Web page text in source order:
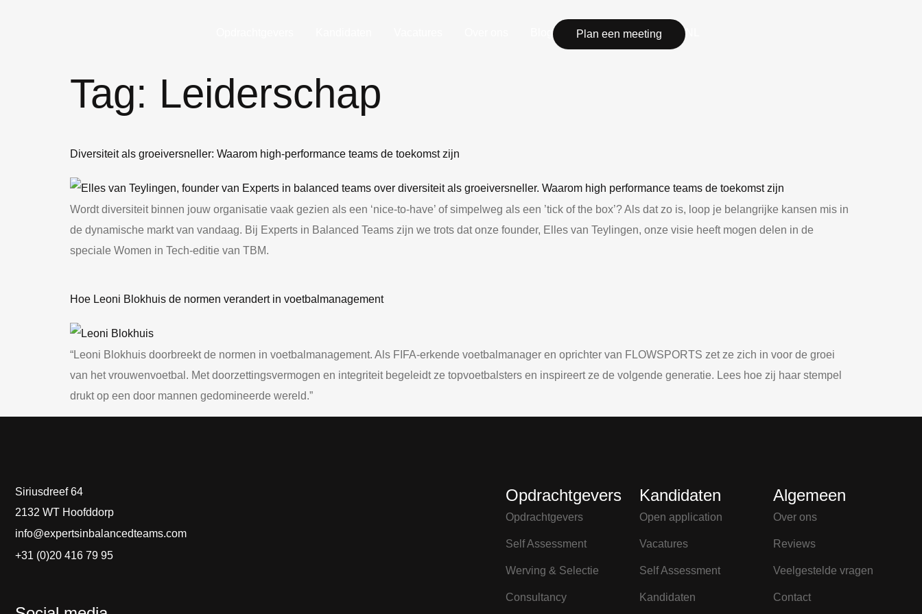
Blog Plan een meeting
Tag: Leiderschap
Diversiteit als groeiversneller: Waarom high-performance teams de toekomst zijn
Wordt diversiteit binnen jouw organisatie vaak gezien als een ‘nice-to-have’ of simpelweg als een ’tick of the box’? Als dat zo is, loop je belangrijke kansen mis in
de dynamische markt van vandaag. Bij Experts in Balanced Teams zijn we trots dat onze founder, Elles van Teylingen, onze visie heeft mogen delen in de
speciale Women in Tech-editie van TBM.
Hoe Leoni Blokhuis de normen verandert in voetbalmanagement
“Leoni Blokhuis doorbreekt de normen in voetbalmanagement. Als FIFA-erkende voetbalmanager en oprichter van FLOWSPORTS zet ze zich in voor de groei
van het vrouwenvoetbal. Met doorzettingsvermogen en integriteit begeleidt ze topvoetbalsters en inspireert ze de volgende generatie. Lees hoe zij haar stempel
drukt op een door mannen gedomineerde wereld.”
Siriusdreef 64
2132 WT Hoofddorp
info@expertsinbalancedteams.com
+31 (0)20 416 79 95
Opdrachtgevers
Opdrachtgevers
Self Assessment
Werving & Selectie
Consultancy
Kandidaten
Open application
Vacatures
Self Assessment
Kandidaten
Algemeen
Over ons
Reviews
Veelgestelde vragen
Contact